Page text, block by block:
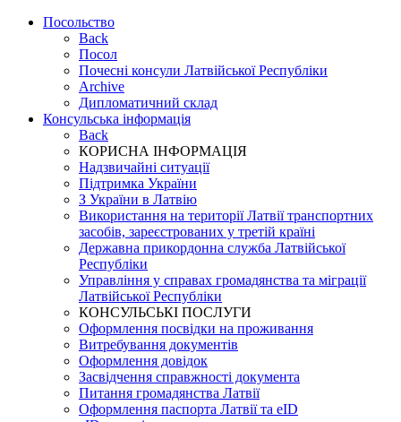
Посольство
Back
Посол
Почесні консули Латвійської Республіки
Archive
Дипломатичний склад
Консульська інформація
Back
КОРИСНА ІНФОРМАЦІЯ
Надзвичайні ситуації
Підтримка України
З України в Латвію
Використання на території Латвії транспортних
засобів, зареєстрованих у третій країні
Державна прикордонна служба Латвійської
Республіки
Управління у справах громадянства та міграції
Латвійської Республіки
КОНСУЛЬСЬКІ ПОСЛУГИ
Оформлення посвідки на проживання
Витребування документів
Оформлення довідок
Засвідчення справжності документа
Питання громадянства Латвії
Оформлення паспорта Латвії та eID